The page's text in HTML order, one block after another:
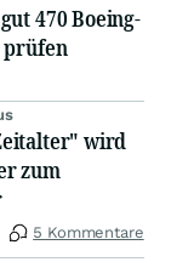
470 Boeing-
prüfen
wird
zum
5 Kommentare